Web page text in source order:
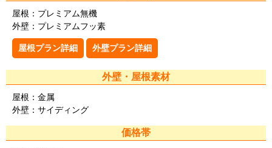
屋根：プレミアム無機
外壁：プレミアムフッ素
屋根プラン詳細 外壁プラン詳細
外壁・屋根素材
屋根：金属
外壁：サイディング
価格帯